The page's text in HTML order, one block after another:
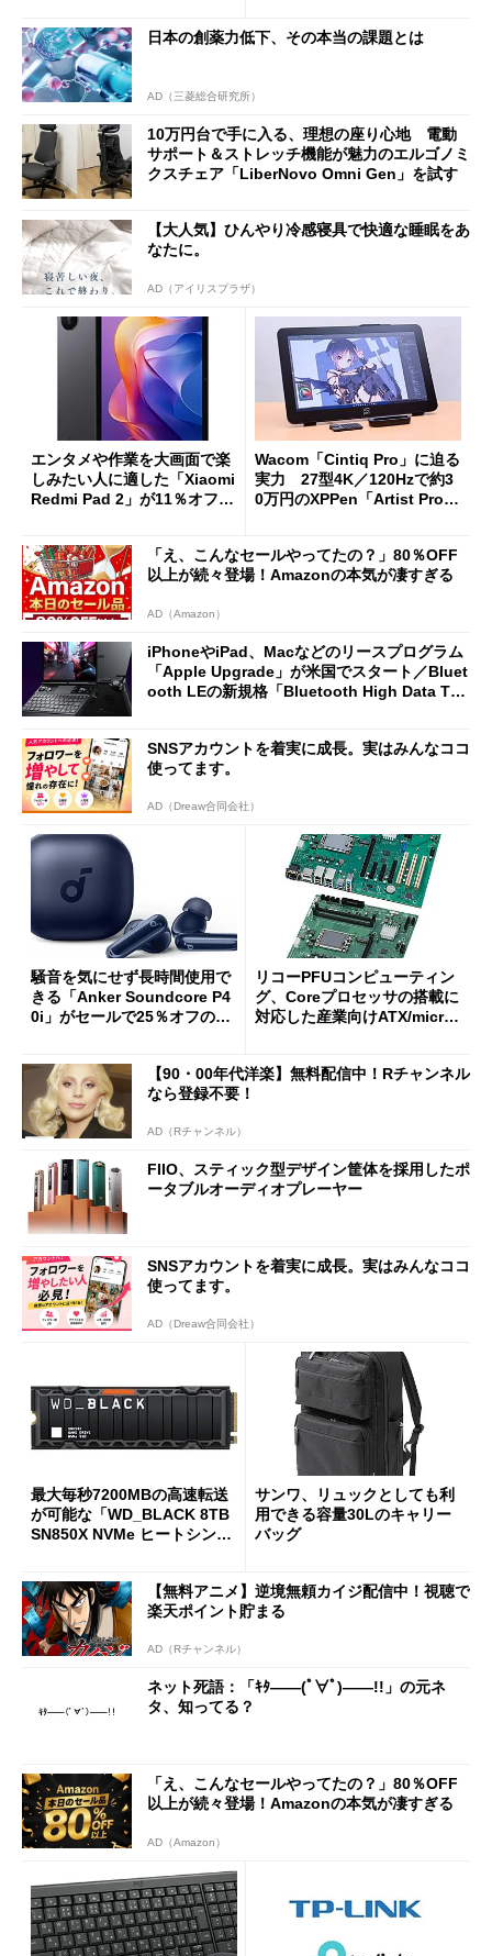
日本の創薬力低下、その本当の課題とは
AD（三菱総合研究所）
10万円台で手に入る、理想の座り心地 電動
サポート＆ストレッチ機能が魅力のエルゴノミ
クスチェア「LiberNovo Omni Gen」を試す
【大人気】ひんやり冷感寝具で快適な睡眠をあ
なたに。
AD（アイリスプラザ）
エンタメや作業を大画面で楽
しみたい人に適した「Xiaomi
Redmi Pad 2」が11％オフの
Wacom「Cintiq Pro」に迫る
実力 27型4K／120Hzで約3
0万円のXPPen「Artist Pro 2
「え、こんなセールやってたの？」80％OFF
以上が続々登場！Amazonの本気が凄すぎる
AD（Amazon）
iPhoneやiPad、Macなどのリースプログラム
「Apple Upgrade」が米国でスタート／Bluet
ooth LEの新規格「Bluetooth High Data Thr
SNSアカウントを着実に成長。実はみんなココ
使ってます。
AD（Dreaw合同会社）
騒音を気にせず長時間使用で
きる「Anker Soundcore P4
0i」がセールで25％オフの59
リコーPFUコンピューティン
グ、Coreプロセッサの搭載に
対応した産業向けATX/micro
【90・00年代洋楽】無料配信中！Rチャンネル
なら登録不要！
AD（Rチャンネル）
FIIO、スティック型デザイン筐体を採用したポ
ータブルオーディオプレーヤー
SNSアカウントを着実に成長。実はみんなココ
使ってます。
AD（Dreaw合同会社）
最大毎秒7200MBの高速転送
が可能な「WD_BLACK 8TB
SN850X NVMe ヒートシンク
サンワ、リュックとしても利
用できる容量30Lのキャリー
バッグ
【無料アニメ】逆境無頼カイジ配信中！視聴で
楽天ポイント貯まる
AD（Rチャンネル）
ネット死語：「ｷﾀ――(ﾟ∀ﾟ)――!!」の元ネ
タ、知ってる？
「え、こんなセールやってたの？」80％OFF
以上が続々登場！Amazonの本気が凄すぎる
AD（Amazon）